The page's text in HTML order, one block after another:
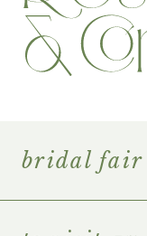
bridal fair